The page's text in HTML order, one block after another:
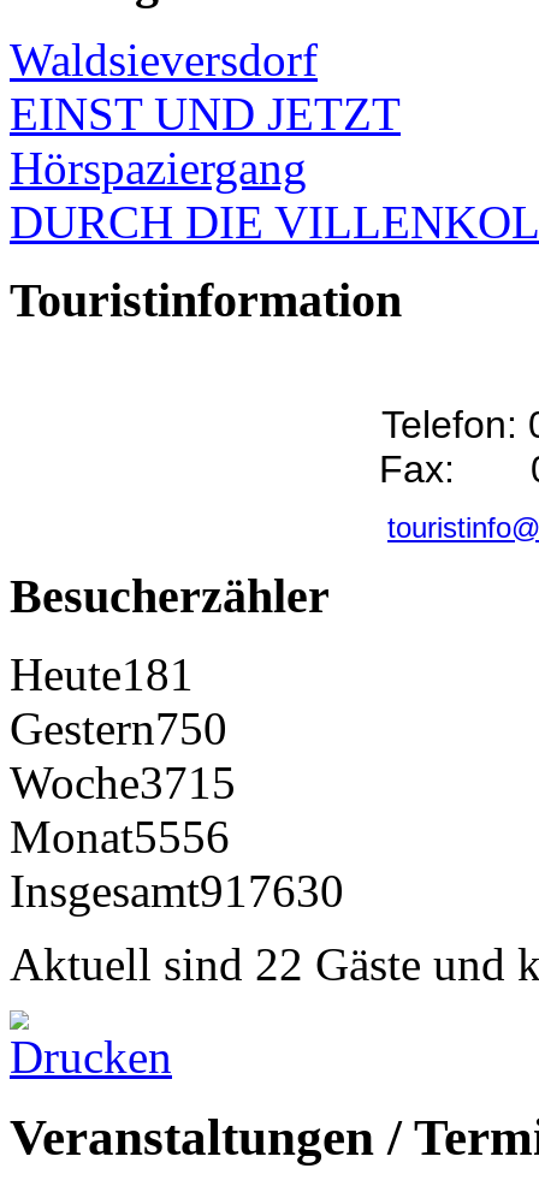
Waldsieversdorf
EINST UND JETZT
Hörspaziergang
DURCH DIE
Touristinformation
Telefon:
Fax:
Besucherzähler
Heute181
Gestern750
Woche3715
Monat5556
Insgesamt917630
Aktuell sind 22 Gäste und
Veranstaltungen /